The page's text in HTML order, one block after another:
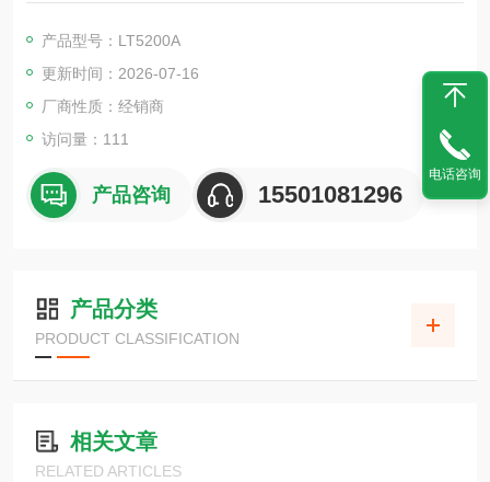
产品型号：LT5200A
更新时间：2026-07-16
厂商性质：经销商
访问量：111
产品咨询 15501081296
产品分类
PRODUCT CLASSIFICATION
相关文章
RELATED ARTICLES
电话咨询